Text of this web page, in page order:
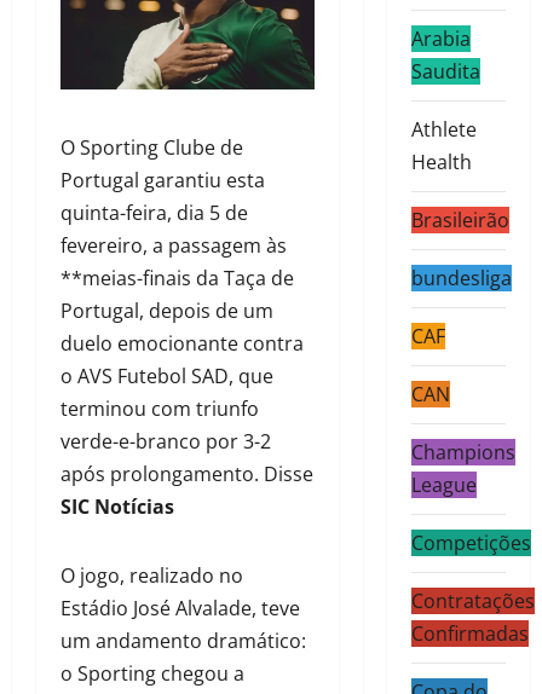
O Sporting Clube de
Portugal garantiu esta
quinta-feira, dia 5 de
fevereiro, a passagem às
**meias-finais da Taça de
Portugal, depois de um
duelo emocionante contra
o AVS Futebol SAD, que
terminou com triunfo
verde-e-branco por 3-2
após prolongamento. Disse
SIC Notícias
O jogo, realizado no
Estádio José Alvalade, teve
um andamento dramático:
o Sporting chegou a
Arabia
Saudita
Athlete
Health
Brasileirão
bundesliga
CAF
CAN
Champions
League
Competições
Contratações
Confirmadas